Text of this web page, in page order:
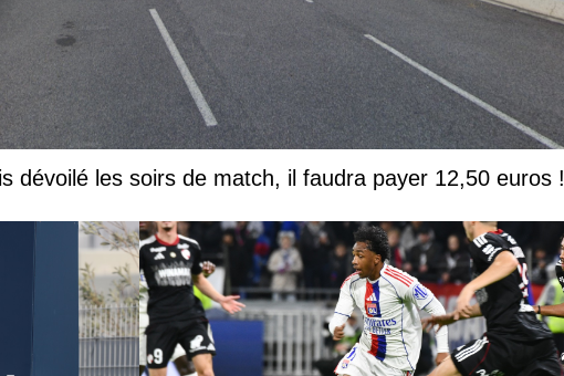
dévoilé les soirs de match, il faudra payer 12,50 euros !